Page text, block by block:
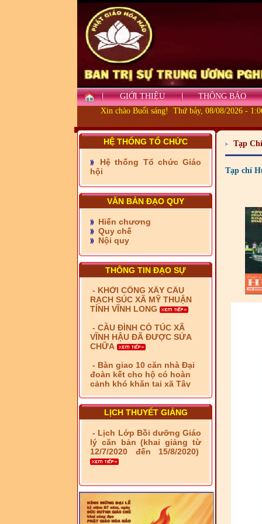
GIỚI THIỆU
THÔNG BÁO
Xin chào Buổi sáng! Thứ bảy, 08/08/2026 -
HỆ THỐNG TỔ CHỨC
Hệ thống Tổ chức Giáo
hội
VĂN BẢN ĐẠO QUY
Hiến chương
Quy chế
Nội quy
THÔNG TIN ĐẠO SỰ
- Những tấm lòng thiện
nguyện vùng biên
- BAN TRỊ SỰ XÃ ĐẠI
PHƯỚC TỈNH ĐỒNG NAI
- Xã Châu Phú khánh
thành cầu Kênh 7 - Nam
kênh Quốc Gia
- Xã Phú Lâm bàn giao 9
căn nhà Đại đoàn kết
- KHỞI CÔNG XÂY CẦU
RẠCH SÚC XÃ MỸ THUẬN
TỈNH VĨNH LONG
- CẦU ĐÌNH CỎ TÚC XÃ
VĨNH HẬU ĐÃ ĐƯỢC SỬA
CHỮA
- Bàn giao 10 căn nhà Đại
đoàn kết cho hộ có hoàn
cảnh khó khăn tại xã Tây
Yên
- LỄ RA QUÂN DẬM VÁ,
SỬA CHỮA LỘ GIAO
THÔNG NÔNG THÔN (XÃ
PHÚ THỌ)
PHÁP LUẬT VIỆT NAM VÀ
HIẾN CHƯƠNG GIÁO HỘI
PGHH NHIỆM KỲ VI (2024-
2029) CHO TRỊ SỰ VIÊN
DIỆN TỈNH VÀ GIÁO LÝ
VIÊN - CHUYÊN ĐỀ: NHỮNG
VẤN ĐỀ CHUNG VỀ PHÁP
LUẬT VÀ HỆ THỐNG PHÁP
LUẬT VIỆT NAM
LỊCH THUYẾT GIẢNG
- Lịch Lớp Bồi dưỡng Giáo
lý căn bản (khai giảng từ
12/7/2020 đến 15/8/2020)
Tạp
Tạp chí